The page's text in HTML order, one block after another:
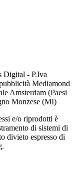
Digital - P.Iva
Mediamond
Amsterdam (Paesi
Monzese (MI)
e/o riprodotti è
di sistemi di
divieto espresso di